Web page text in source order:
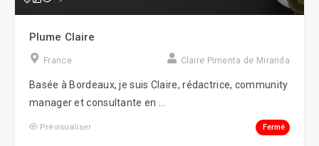
Plume Claire
France Claire Pimenta de Miranda
Basée à Bordeaux, je suis Claire, rédactrice, community
manager et consultante en ...
Prévisualiser Fermé